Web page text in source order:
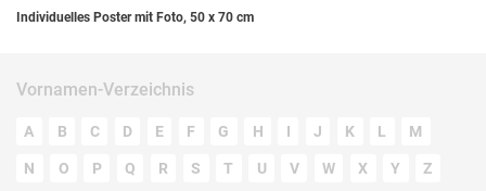
Individuelles Poster mit Foto, 50 x 70 cm
Vornamen-Verzeichnis
A B C D E F G H I J K L M
N O P Q R S T U V W X Y Z